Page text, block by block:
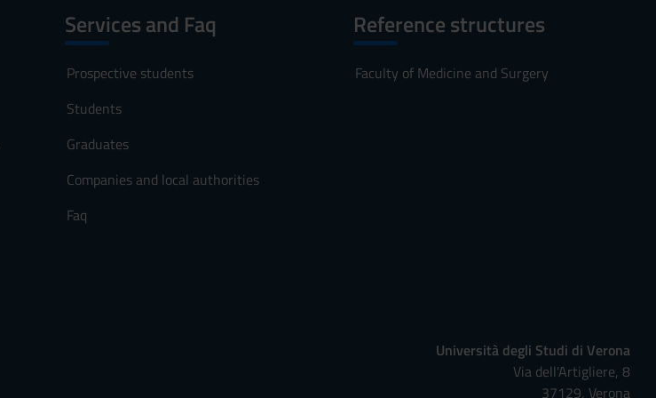
Services and Faq
Prospective students
Students
Graduates
Companies and local authorities
Faq
Reference structures
Faculty of Medicine and Surgery
Università degli Studi di Verona
Via dell'Artigliere, 8
37129, Verona